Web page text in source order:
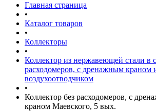
Главная страница
•
Каталог товаров
•
Коллекторы
•
Коллектор из нержавеющей стали в
расходомеров, c дренажным краном
воздухоотводчиком
•
Коллектор без расходомеров, c
краном Маевского, 5 вых.